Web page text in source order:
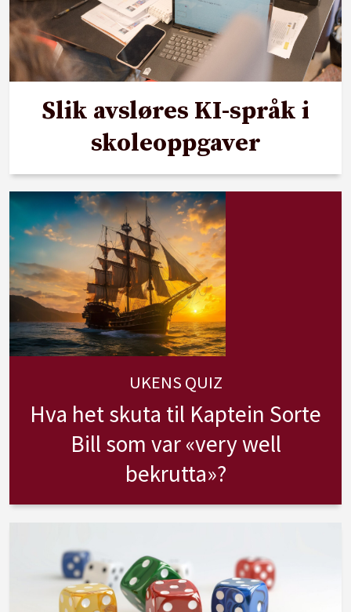
Slik avsløres KI-språk i
skoleoppgaver
UKENS QUIZ
Hva het skuta til Kaptein Sorte
Bill som var «very well
bekrutta»?